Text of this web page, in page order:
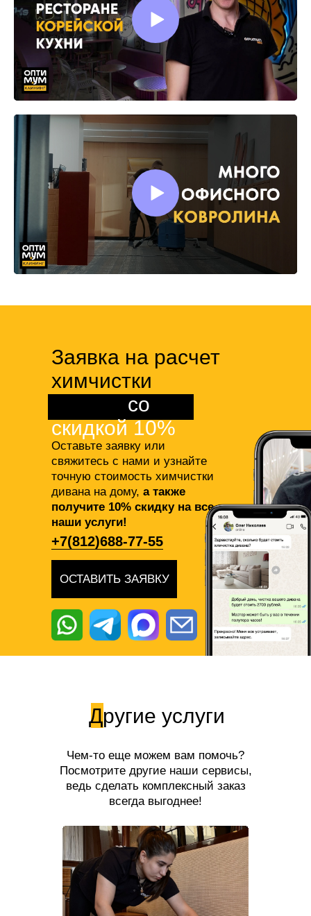
Оставьте заявку или
свяжитесь с нами и узнайте
точную стоимость химчистки
дивана на дому, а также
получите 10% скидку на все
наши услуги!
Заявка на расчет
химчистки
со
скидкой 10%
ОСТАВИТЬ ЗАЯВКУ
+7(812)688-77-55
Другие услуги
Чем-то еще можем вам помочь?
Посмотрите другие наши сервисы,
ведь сделать комплексный заказ
всегда выгоднее!